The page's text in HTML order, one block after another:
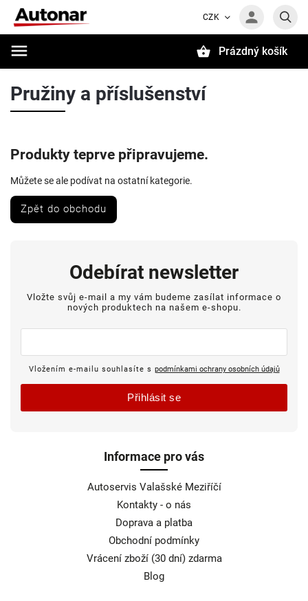
CZK
Prázdný košík
Pružiny a příslušenství
Produkty teprve připravujeme.
Můžete se ale podívat na ostatní kategorie.
Zpět do obchodu
Informace pro vás
Autoservis Valašské Meziříčí
Kontakty - o nás
Doprava a platba
Obchodní podmínky
Vrácení zboží (30 dní) zdarma
Blog
Odebírat newsletter
Vložte svůj e-mail a my vám budeme zasílat informace o
nových produktech na našem e-shopu.
Vložením e-mailu souhlasíte s podmínkami ochrany osobních údajů
Přihlásit se